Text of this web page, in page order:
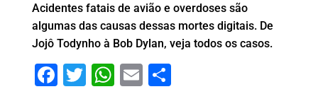
Acidentes fatais de avião e overdoses são
algumas das causas dessas mortes digitais. De
Jojô Todynho à Bob Dylan, veja todos os casos.
F T W E S